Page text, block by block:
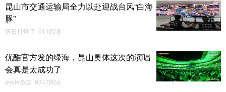
来了来了来了来了刚刚
醒
冰雪飞舞
快乐大本营#我的碎碎念
# #有趣小视频#
昆山市交通运输局全力以赴迎战台风“白海
豚”
落日打烊了 611阅读
优酷官方发的绿海，昆山奥体这次的演唱
会真是太成功了
smile危笑 9347阅读